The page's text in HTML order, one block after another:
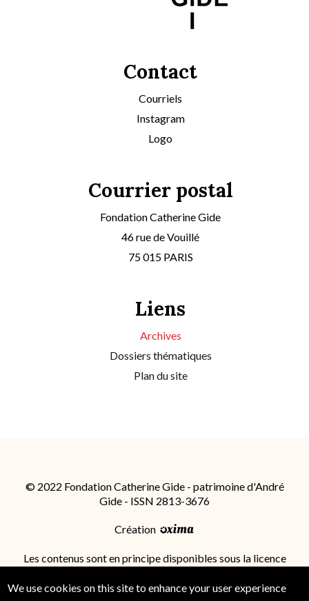
Contact
Courriels
Instagram
Logo
Courrier postal
Fondation Catherine Gide
46 rue de Vouillé
75 015 PARIS
Liens
Archives
Dossiers thématiques
Plan du site
© 2022 Fondation Catherine Gide - patrimoine d'André
Gide - ISSN 2813-3676
Création
Les contenus sont en principe disponibles sous la licence
International (CC BY-SA 4.0); des conditions
We use cookies on this site to enhance your user experience